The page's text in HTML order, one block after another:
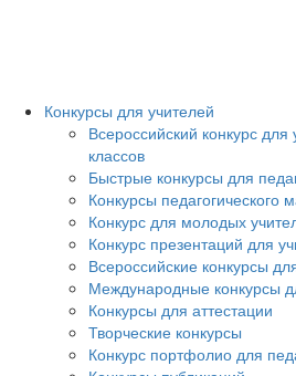
Конкурсы для учителей
Всероссийский конкурс
классов
Быстрые конкурсы для
Конкурсы педагогического
Конкурс для молодых
Конкурс презентаций для
Всероссийские конкурсы
Международные конкурсы
Конкурсы для аттестации
Творческие конкурсы
Конкурс портфолио для